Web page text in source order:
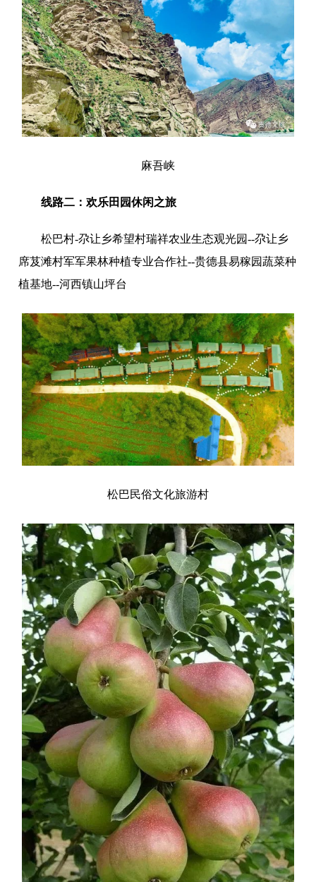
麻吾峡
线路二：欢乐田园休闲之旅
松巴村-尕让乡希望村瑞祥农业生态观光园--尕让乡
席芨滩村军军果林种植专业合作社--贵德县易稼园蔬菜种
植基地--河西镇山坪台
松巴民俗文化旅游村